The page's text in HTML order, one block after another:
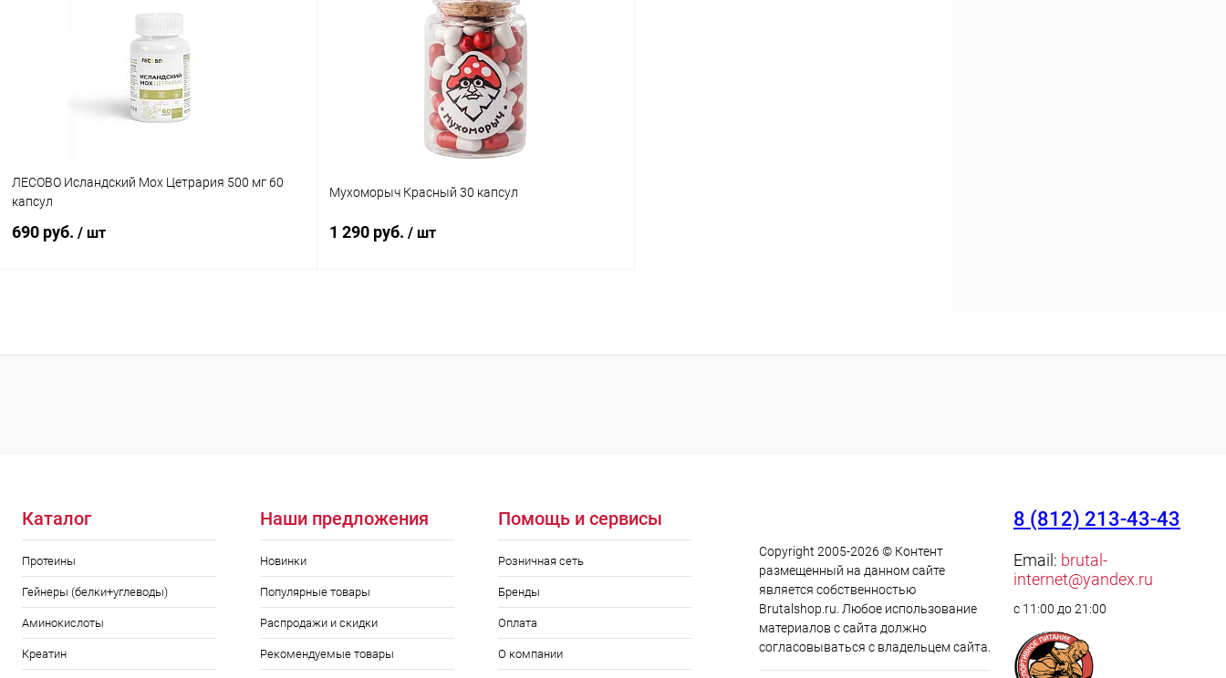
Сравнение
В наличии
ЛЕСОВО Исландский Мох Цетрария 500 мг 60
капсул
690 руб. / шт
Купить в 1 клик Сравнение
Мухоморыч Красный 30 капсул
1 290 руб. / шт
Купить в 1 клик Сравнение
Каталог
Протеины
Гейнеры (белки+углеводы)
Аминокислоты
Креатин
Наши предложения
Новинки
Популярные товары
Распродажи и скидки
Рекомендуемые товары
Помощь и сервисы
Розничная сеть
Бренды
Оплата
О компании
Copyright 2005-2026 © Контент
размещенный на данном сайте
является cобственностью
Brutalshop.ru. Любое использование
материалов с сайта должно
согласовываться с владельцем сайта.
8 (812) 213-43-43
Email: brutal-
internet@yandex.ru
с 11:00 до 21:00